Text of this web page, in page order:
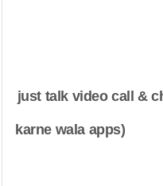
just talk video call &
karne wala apps)